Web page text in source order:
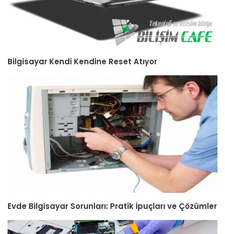
Bilgisayar Kendi Kendine Reset Atıyor
Evde Bilgisayar Sorunları: Pratik İpuçları ve Çözümler